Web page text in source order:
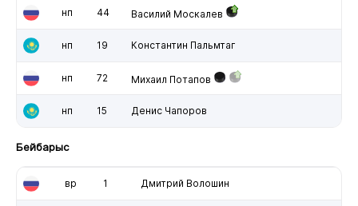
нп 44 Василий Москалев
нп 19 Константин Пальмтаг
нп 72 Михаил Потапов
нп 15 Денис Чапоров
Бейбарыс
вр 1 Дмитрий Волошин